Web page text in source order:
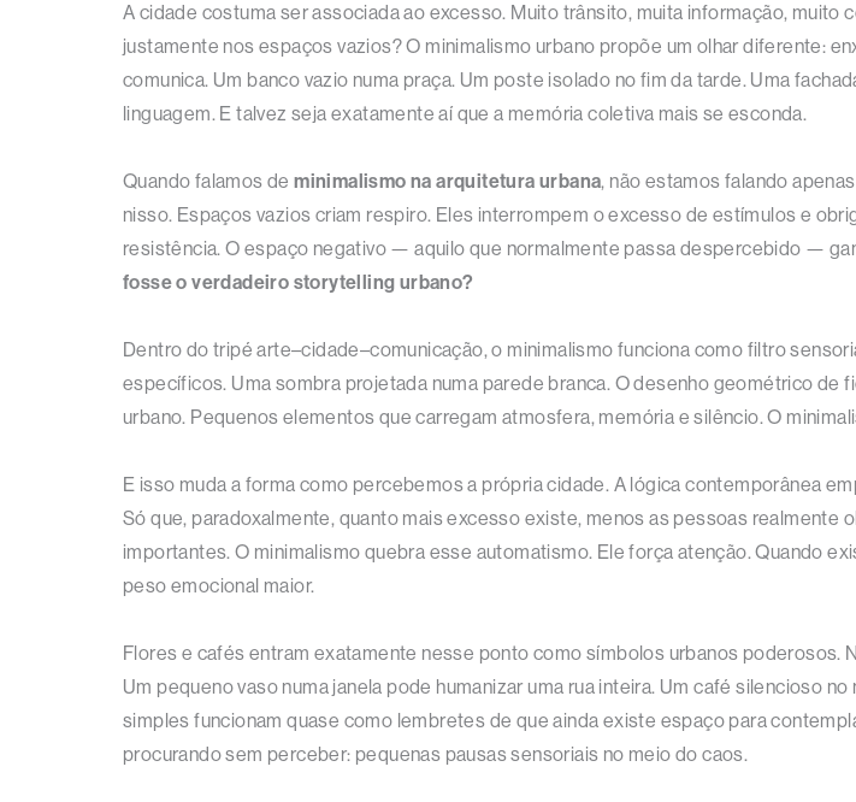
A cidade costuma ser associada ao excesso. Muito trânsito, muita informação,
justamente nos espaços vazios? O minimalismo urbano propõe um olhar diferente:
comunica. Um banco vazio numa praça. Um poste isolado no fim da tarde. Uma
linguagem. E talvez seja exatamente aí que a memória coletiva mais se esconda.
Quando falamos deminimalismo na arquitetura urbana, não estamos falando
nisso. Espaços vazios criam respiro. Eles interrompem o excesso de estímulos e
resistência. O espaço negativo — aquilo que normalmente passa despercebido —
fosse o verdadeiro storytelling urbano?
Dentro do tripé arte–cidade–comunicação, o minimalismo funciona como filtro
específicos. Uma sombra projetada numa parede branca. O desenho geométrico de
urbano. Pequenos elementos que carregam atmosfera, memória e silêncio. O
E isso muda a forma como percebemos a própria cidade. A lógica contemporânea
Só que, paradoxalmente, quanto mais excesso existe, menos as pessoas realmente
importantes. O minimalismo quebra esse automatismo. Ele força atenção. Quando
peso emocional maior.
Flores e cafés entram exatamente nesse ponto como símbolos urbanos poderosos.
Um pequeno vaso numa janela pode humanizar uma rua inteira. Um café silencioso
simples funcionam quase como lembretes de que ainda existe espaço para
procurando sem perceber: pequenas pausas sensoriais no meio do caos.